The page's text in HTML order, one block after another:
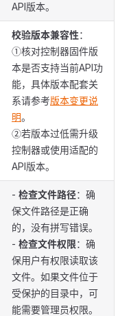
API版本。
校验版本兼容性：
①核对控制器固件版
本是否支持当前API功
能，具体版本配套关
系请参考版本变更说
明。
②若版本过低需升级
控制器或使用适配的
API版本。
- 检查文件路径：确
保文件路径是正确
的，没有拼写错误。
- 检查文件权限：确
保用户有权限读取该
文件。如果文件位于
受保护的目录中，可
能需要管理员权限。